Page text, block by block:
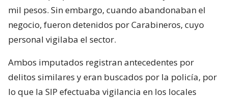
mil pesos. Sin embargo, cuando abandonaban el
negocio, fueron detenidos por Carabineros, cuyo
personal vigilaba el sector.
Ambos imputados registran antecedentes por
delitos similares y eran buscados por la policía, por
lo que la SIP efectuaba vigilancia en los locales